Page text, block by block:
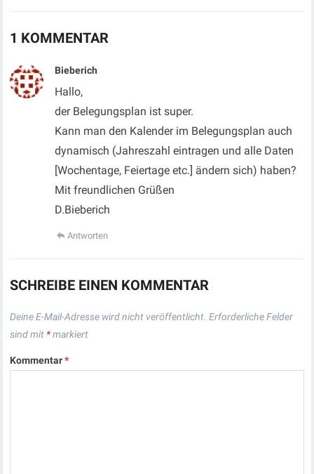
1 KOMMENTAR
Bieberich
Hallo,
der Belegungsplan ist super.
Kann man den Kalender im Belegungsplan auch
dynamisch (Jahreszahl eintragen und alle Daten
[Wochentage, Feiertage etc.] ändern sich) haben?
Mit freundlichen Grüßen
D.Bieberich
Antworten
SCHREIBE EINEN KOMMENTAR
Deine E-Mail-Adresse wird nicht veröffentlicht. Erforderliche Felder
sind mit *markiert
Kommentar*